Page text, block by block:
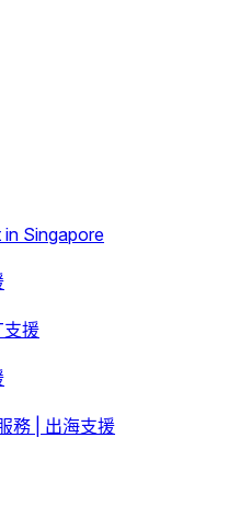
Singapore
援
| 出海支援